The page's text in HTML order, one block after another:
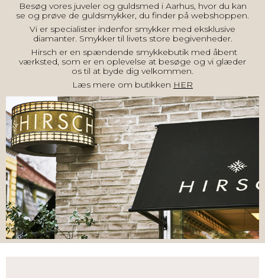
Besøg vores juveler og guldsmed i Aarhus, hvor du kan
se og prøve de guldsmykker, du finder på webshoppen.
Vi er specialister indenfor smykker med eksklusive
diamanter. Smykker til livets store begivenheder.
Hirsch er en spændende smykkebutik med åbent
værksted, som er en oplevelse at besøge og vi glæder
os til at byde dig velkommen.
Læs mere om butikken HER